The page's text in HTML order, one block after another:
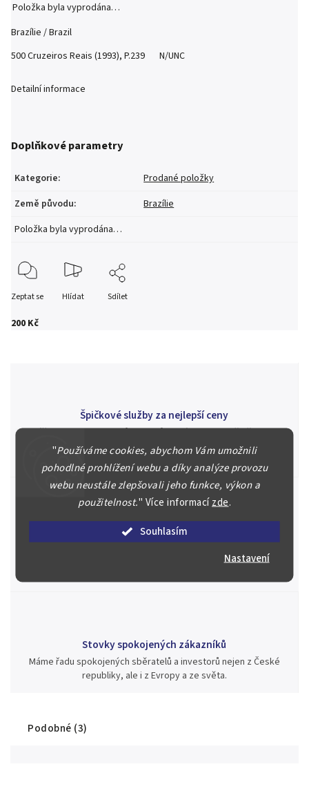
"Používáme cookies, abychom Vám umožnili
pohodlné prohlížení webu a díky analýze provozu
webu neustále zlepšovali jeho funkce, výkon a
použitelnost." Více informacízde.
Souhlasím
Nastavení
200 Kč
Položka byla vyprodána…
Brazílie / Brazil
500 Cruzeiros Reais (1993), P.239 N/UNC
Detailní informace
Doplňkové parametry
Kategorie:
Prodané položky
Země původu:
Brazílie
Položka byla vyprodána…
Zeptat se Hlídat Sdílet
Špičkové služby za nejlepší ceny
Náš kolektiv specialistů a znalců se Vám bude plně věnovat.
Posoudíme kvalitu a pravost Vašeho materiálu, prodáme v naší
aukci nebo Vám poradíme kam investovat.
Jsme zde pro Vás nepřetržitě již od roku 2000
Během té doby jsme v našich aukcích prodali významné sbírky i
jednotlivé kusy unikátních mincí, bankovek, řádů a vyznamenání
Stovky spokojených zákazníků
Máme řadu spokojených sběratelů a investorů nejen z České
republiky, ale i z Evropy a ze světa.
Podobné (3)